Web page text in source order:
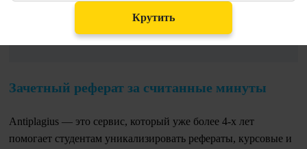
преподавателя вердикт: «Ваша работа списана!». И
доказать обратное очень сложно.
Зачетный реферат за считанные минуты
Antiplagius — это сервис, который уже более 4-х лет
помогает студентам уникализировать рефераты, курсовые и
Крутить